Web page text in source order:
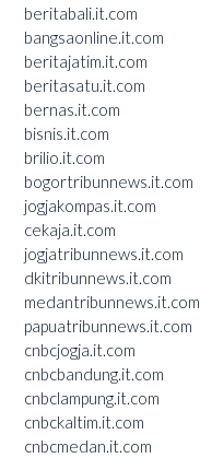
beritabali.it.com
bangsaonline.it.com
beritajatim.it.com
beritasatu.it.com
bernas.it.com
bisnis.it.com
brilio.it.com
bogortribunnews.it.com
jogjakompas.it.com
cekaja.it.com
jogjatribunnews.it.com
dkitribunnews.it.com
medantribunnews.it.com
papuatribunnews.it.com
cnbcjogja.it.com
cnbcbandung.it.com
cnbclampung.it.com
cnbckaltim.it.com
cnbcmedan.it.com